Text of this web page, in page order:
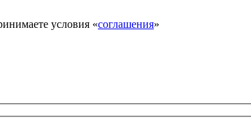
условия «соглашения»